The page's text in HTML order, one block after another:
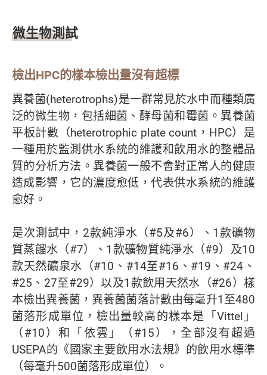
微生物測試
檢出HPC的樣本檢出量沒有超標
異養菌(heterotrophs)是一群常見於水中而種類廣
泛的微生物，包括細菌、酵母菌和霉菌。異養菌
平板計數（heterotrophic plate count，HPC）是
一種用於監測供水系統的維護和飲用水的整體品
質的分析方法。異養菌一般不會對正常人的健康
造成影響，它的濃度愈低，代表供水系統的維護
愈好。
是次測試中，2款純淨水（#5及#6）、1款礦物
質蒸餾水（#7）、1款礦物質純淨水（#9）及10
款天然礦泉水（#10、#14至#16、#19、#24、
#25、27至#29）以及1款飲用天然水（#26）樣
本檢出異養菌，異養菌菌落計數由每毫升1至480
菌落形成單位，檢出量較高的樣本是「Vittel」
（#10）和「依雲」（#15），全部沒有超過
USEPA的《國家主要飲用水法規》的飲用水標準
（每毫升500菌落形成單位）。